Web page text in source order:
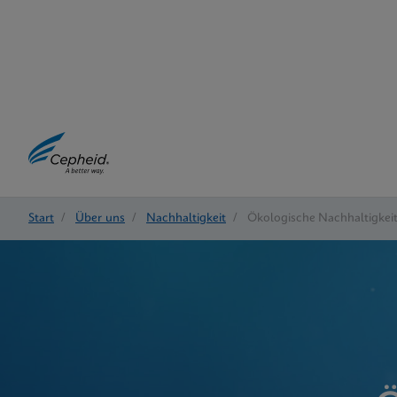
Start / Über uns / Nachhaltigkeit / Ökologische Nachhaltigkeit